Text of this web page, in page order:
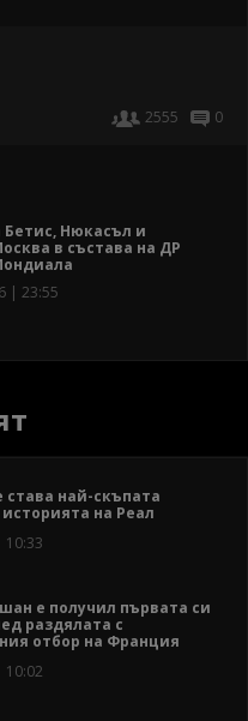
2555
0
Бетис, Нюкасъл и
в състава на ДР
| 23:55
най-скъпата
на Реал
10:33
е получил първата си
раздялата с
отбор на Франция
10:02